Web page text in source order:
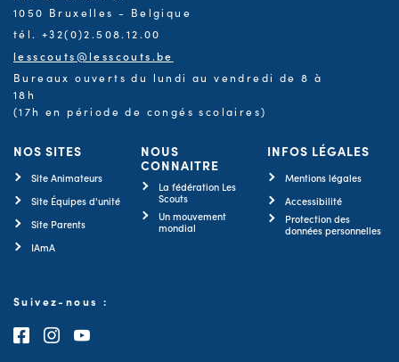
1050 Bruxelles - Belgique
tél. +32(0)2.508.12.00
lesscouts@lesscouts.be
Bureaux ouverts du lundi au vendredi de 8 à
18h
(17h en période de congés scolaires)
NOS SITES
Site Animateurs
Site Équipes d'unité
Site Parents
IAmA
NOUS
CONNAITRE
La fédération Les
Scouts
Un mouvement
mondial
INFOS LÉGALES
Mentions légales
Accessibilité
Protection des
données personnelles
Suivez-nous :
Consultez notre page Facebook
Consultez notre page Instagram
Consultez notre chaîne Youtube